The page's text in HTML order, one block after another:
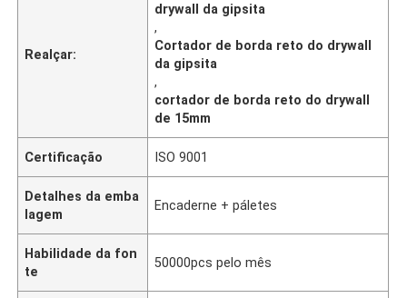
Realçar:
drywall da gipsita
,
Cortador de borda reto do drywall
da gipsita
,
cortador de borda reto do drywall
de 15mm
Certificação ISO 9001
Detalhes da emba
lagem
Encaderne + páletes
Habilidade da fon
te
50000pcs pelo mês